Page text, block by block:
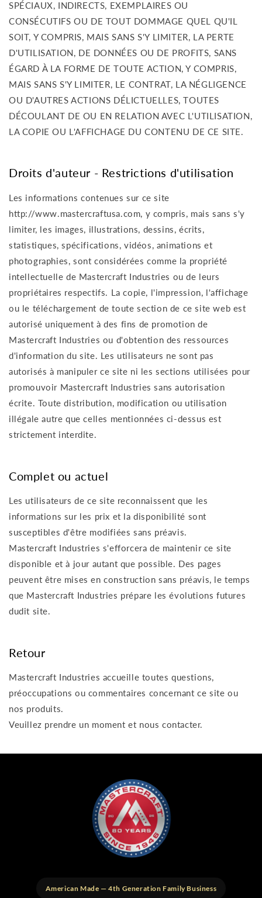
SPÉCIAUX, INDIRECTS, EXEMPLAIRES OU
CONSÉCUTIFS OU DE TOUT DOMMAGE QUEL QU'IL
SOIT, Y COMPRIS, MAIS SANS S'Y LIMITER, LA PERTE
D'UTILISATION, DE DONNÉES OU DE PROFITS, SANS
ÉGARD À LA FORME DE TOUTE ACTION, Y COMPRIS,
MAIS SANS S'Y LIMITER, LE CONTRAT, LA NÉGLIGENCE
OU D'AUTRES ACTIONS DÉLICTUELLES, TOUTES
DÉCOULANT DE OU EN RELATION AVEC L'UTILISATION,
LA COPIE OU L'AFFICHAGE DU CONTENU DE CE SITE.
Droits d'auteur - Restrictions d'utilisation
Les informations contenues sur ce site
http://www.mastercraftusa.com, y compris, mais sans s'y
limiter, les images, illustrations, dessins, écrits,
statistiques, spécifications, vidéos, animations et
photographies, sont considérées comme la propriété
intellectuelle de Mastercraft Industries ou de leurs
propriétaires respectifs. La copie, l'impression, l'affichage
ou le téléchargement de toute section de ce site web est
autorisé uniquement à des fins de promotion de
Mastercraft Industries ou d'obtention des ressources
d'information du site. Les utilisateurs ne sont pas
autorisés à manipuler ce site ni les sections utilisées pour
promouvoir Mastercraft Industries sans autorisation
écrite. Toute distribution, modification ou utilisation
illégale autre que celles mentionnées ci-dessus est
strictement interdite.
Complet ou actuel
Les utilisateurs de ce site reconnaissent que les
informations sur les prix et la disponibilité sont
susceptibles d'être modifiées sans préavis.
Mastercraft Industries s'efforcera de maintenir ce site
disponible et à jour autant que possible. Des pages
peuvent être mises en construction sans préavis, le temps
que Mastercraft Industries prépare les évolutions futures
dudit site.
Retour
Mastercraft Industries accueille toutes questions,
préoccupations ou commentaires concernant ce site ou
nos produits.
Veuillez prendre un moment et nous contacter.
American Made — 4th Generation Family Business